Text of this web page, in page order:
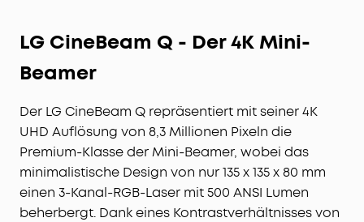
LG CineBeam Q - Der 4K Mini-
Beamer
Der LG CineBeam Q repräsentiert mit seiner 4K
UHD Auflösung von 8,3 Millionen Pixeln die
Premium-Klasse der Mini-Beamer, wobei das
minimalistische Design von nur 135 x 135 x 80 mm
einen 3-Kanal-RGB-Laser mit 500 ANSI Lumen
beherbergt. Dank eines Kontrastverhältnisses von